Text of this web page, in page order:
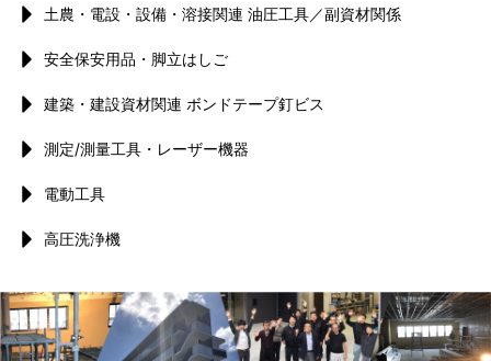
土農・電設・設備・溶接関連 油圧工具／副資材関係
安全保安用品・脚立はしご
建築・建設資材関連 ボンドテープ釘ビス
測定/測量工具・レーザー機器
電動工具
高圧洗浄機